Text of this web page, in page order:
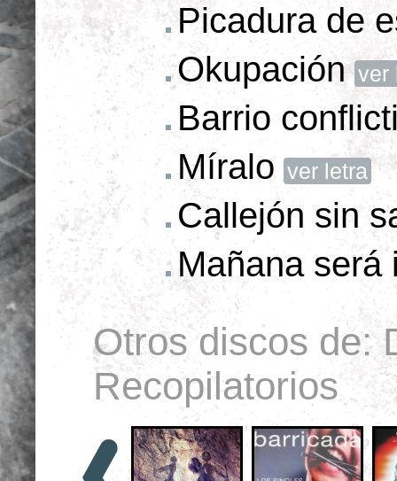
Picadura de
Okupación ver
Barrio
Míralo ver letra
Callejón sin
Mañana será
Otros discos de:
Recopilatorios